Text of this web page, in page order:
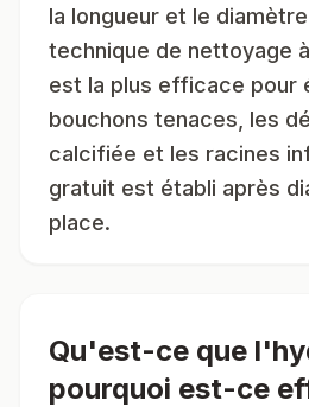
la longueur et le
technique de nettoyage
est la plus efficace pour
bouchons tenaces, les
calcifiée et les racines
gratuit est établi après
place.
Qu'est-ce que
pourquoi est-ce